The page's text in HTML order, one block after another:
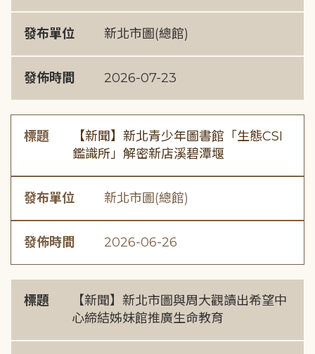
發布單位 新北市圖(總館)
發佈時間 2026-07-23
標題
【新聞】新北青少年圖書館「生態CSI
鑑識所」解密新店溪碧潭堰
發布單位 新北市圖(總館)
發佈時間 2026-06-26
標題
【新聞】新北市圖與周大觀讀出希望中
心締結姊妹館推廣生命教育